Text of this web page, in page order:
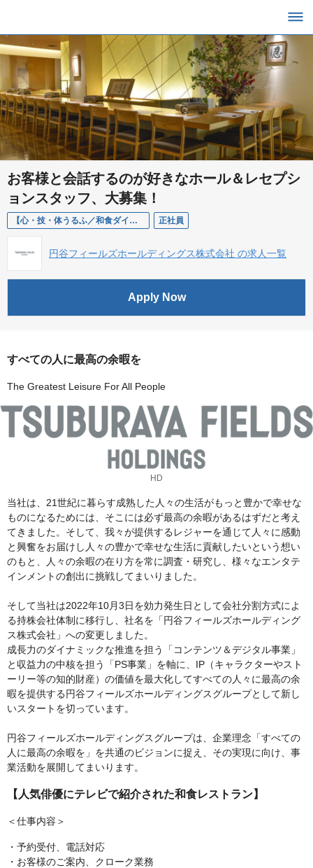
お客様と会話するのが好きなホール＆レセプシ
ョンスタッフ、大募集！
【心・技・体うるふ／和食ダイニング／ホールスタッフ／正社員】じっくりと会話を楽しめる！ 正社員
円谷フィールズホールディングス株式会社 の求人一覧
Apply Now
すべての人に最高の余暇を
The Greatest Leisure For All People
HD
当社は、21世紀に暮らす成熟した人々の生活がもっと豊かで幸せな
ものになるためには、そこには必ず最高の余暇があるはずだと考え
てきました。そして、我々が提供するレジャーを通じて人々に感動
と興奮をお届けし人々の豊かで幸せな生活に貢献したいという想い
のもと、人々の余暇の在り方を常に調査・研究し、様々なエンタテ
インメントの創出に挑戦してまいりました。
そして当社は2022年10月3日を効力発生日として会社分割方式によ
る持株会社体制に移行し、社名を「円谷フィールズホールディング
ス株式会社」への変更しました。
成長力のダイナミックな推進を担う「コンテンツ＆デジタル事業」
と収益力の中核を担う「PS事業」を軸に、IP（キャラクターやスト
ーリー等の知的財産）の価値を最大化してすべての人々に最高の余
暇を提供する円谷フィールズホールディングスグループとして新し
いスタートを切っています。
円谷フィールズホールディングスグループは、企業理念「すべての
人に最高の余暇を」を共通のビジョンに捉え、その実現に向け、事
業活動を展開してまいります。
【人気俳優にテレビで紹介された和食レストラン】
＜仕事内容＞
・予約受付、電話対応
・お客様のご案内、クローク業務